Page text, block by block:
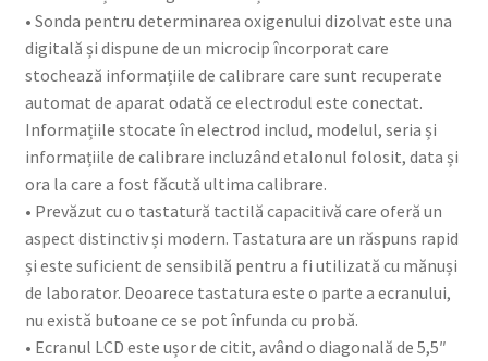
• Sonda pentru determinarea oxigenului dizolvat este una
digitală și dispune de un microcip încorporat care
stochează informațiile de calibrare care sunt recuperate
automat de aparat odată ce electrodul este conectat.
Informațiile stocate în electrod includ, modelul, seria și
informațiile de calibrare incluzând etalonul folosit, data și
ora la care a fost făcută ultima calibrare.
• Prevăzut cu o tastatură tactilă capacitivă care oferă un
aspect distinctiv și modern. Tastatura are un răspuns rapid
și este suficient de sensibilă pentru a fi utilizată cu mănuși
de laborator. Deoarece tastatura este o parte a ecranului,
nu există butoane ce se pot înfunda cu probă.
• Ecranul LCD este ușor de citit, având o diagonală de 5,5″